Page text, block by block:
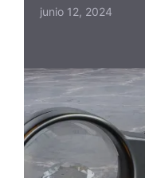
junio 12, 2024